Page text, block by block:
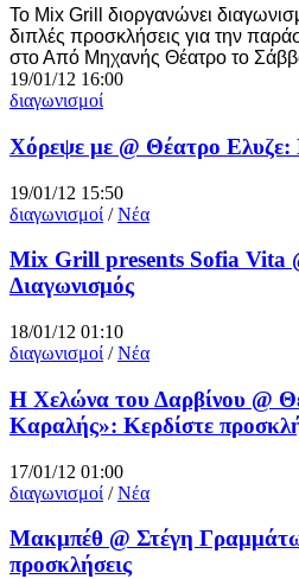
Το Mix Grill διοργανώνει
διπλές προσκλήσεις για την
στο Από Μηχανής Θέατρο το
19/01/12 16:00
διαγωνισμοί
Χόρεψε με @ Θέατρο Ελυζε:
19/01/12 15:50
διαγωνισμοί /Νέα
Mix Grill presents Sofia Vita
Διαγωνισμός
18/01/12 01:10
διαγωνισμοί /Νέα
Η Χελώνα του Δαρβίνου @
Καραλής»: Κερδίστε
17/01/12 01:00
διαγωνισμοί /Νέα
Μακμπέθ @ Στέγη
προσκλήσεις